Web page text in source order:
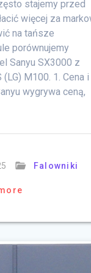
stajemy przed
więcej za
na tańsze
porównujemy
Sanyu SX3000 z
M100. 1. Cena i
wygrywa ceną,
Falowniki